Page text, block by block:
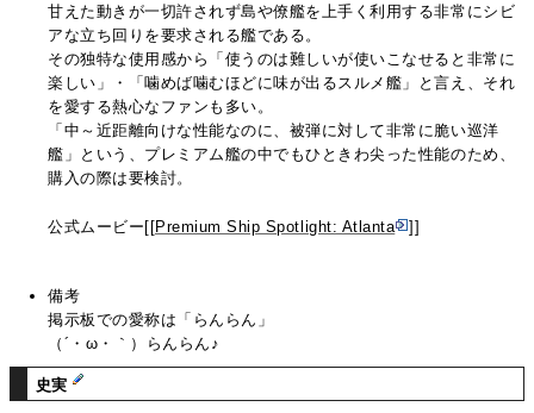
甘えた動きが一切許されず島や僚艦を上手く利用する非常にシビ
アな立ち回りを要求される艦である。
その独特な使用感から「使うのは難しいが使いこなせると非常に
楽しい」・「噛めば噛むほどに味が出るスルメ艦」と言え、それ
を愛する熱心なファンも多い。
「中～近距離向けな性能なのに、被弾に対して非常に脆い巡洋
艦」という、プレミアム艦の中でもひときわ尖った性能のため、
購入の際は要検討。
公式ムービー[[Premium Ship Spotlight: Atlanta ]]
備考
掲示板での愛称は「らんらん」
（´・ω・｀）らんらん♪
史実